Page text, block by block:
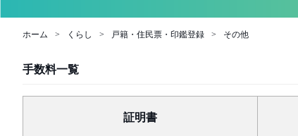
ホーム くらし 戸籍・住民票・印鑑登録 その他
手数料一覧
証明書